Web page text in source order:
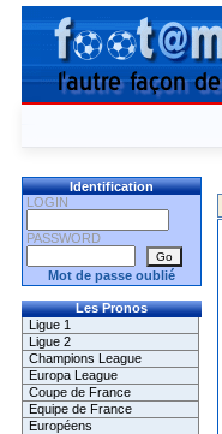
Identification
LOGIN
PASSWORD
Mot de passe oublié
Les Pronos
Ligue 1
Ligue 2
Champions League
Europa League
Coupe de France
Equipe de France
Européens